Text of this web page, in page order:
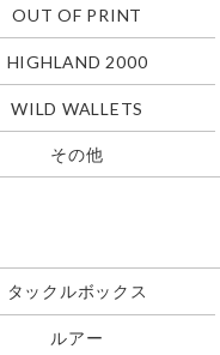
OUT OF PRINT
HIGHLAND 2000
WILD WALLETS
その他
タックルボックス
ルアー